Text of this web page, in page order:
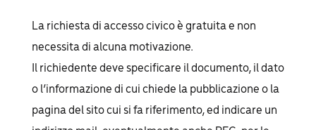
La richiesta di accesso civico è gratuita e non
necessita di alcuna motivazione.
Il richiedente deve specificare il documento, il dato
o l’informazione di cui chiede la pubblicazione o la
pagina del sito cui si fa riferimento, ed indicare un